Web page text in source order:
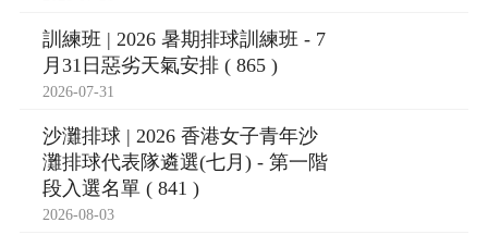
訓練班 | 2026 暑期排球訓練班 - 7
月31日惡劣天氣安排 ( 865 )
2026-07-31
沙灘排球 | 2026 香港女子青年沙
灘排球代表隊遴選(七月) - 第一階
段入選名單 ( 841 )
2026-08-03